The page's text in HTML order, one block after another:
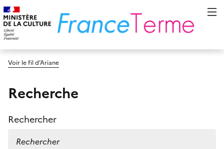
Voir le fil d’Ariane
Recherche
Rechercher